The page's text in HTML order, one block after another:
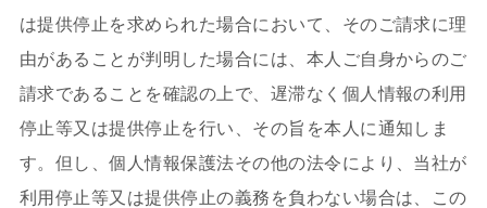
は提供停止を求められた場合において、そのご請求に理
由があることが判明した場合には、本人ご自身からのご
請求であることを確認の上で、遅滞なく個人情報の利用
停止等又は提供停止を行い、その旨を本人に通知しま
す。但し、個人情報保護法その他の法令により、当社が
利用停止等又は提供停止の義務を負わない場合は、この